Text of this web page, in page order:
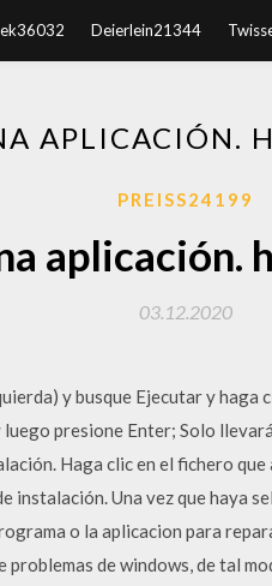
Deierlein21344
APLICACIÓN.
PREISS24199
aplicación.
03.12.2020
y busque Ejecutar y
presione Enter; Solo
Haga clic en el fichero
instalación. Una vez que haya
o la aplicacion para
de windows, de tal